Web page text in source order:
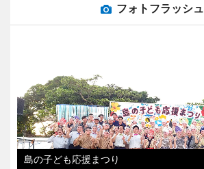
フォトフラッシュ
島の子ども応援まつり